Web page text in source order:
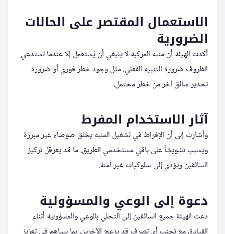
الاستعمال المقتصر على الحالات
الضرورية
أكدت الهيئة أن منبه المركبة لا ينبغي أن يُستعمل إلا عندما تستدعي
الظروف ضرورة التنبيه الفعلي، مثل وجود خطر فوري أو ضرورة
تحذير سائق آخر من خطر محتمل.
آثار الاستخدام المفرط
وأشارت إلى أن الإفراط في تشغيل المنبه يخلق ضوضاء غير مبررة
ويسبب تشويشاً على باقي مستخدمي الطريق، ما قد يعرقل تركيز
السائقين ويؤدي إلى سلوكيات غير آمنة.
دعوة إلى الوعي والمسؤولية
دعت الهيئة جميع السائقين إلى التحلي بالوعي والمسؤولية أثناء